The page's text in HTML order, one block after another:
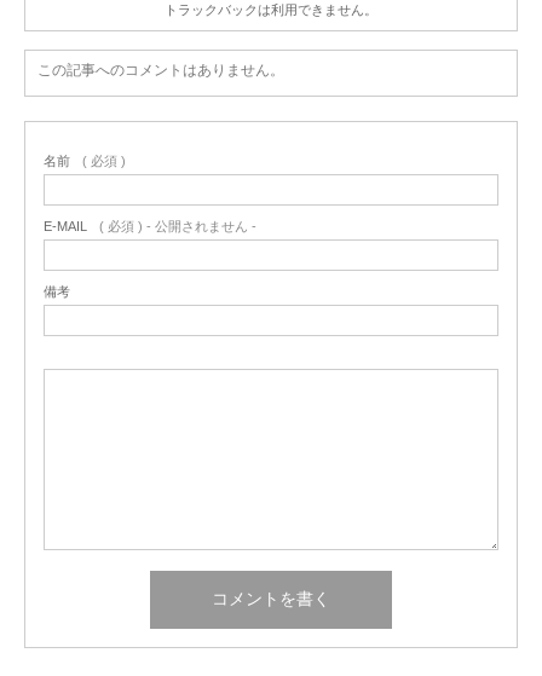
トラックバックは利用できません。
この記事へのコメントはありません。
名前 ( 必須 )
E-MAIL ( 必須 ) - 公開されません -
備考